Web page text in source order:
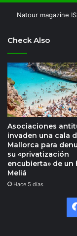
Natour magazine
Check Also
Asociaciones
invaden una cala
Mallorca para
su «privatización
encubierta» de un
Meliá
Hace 5 días